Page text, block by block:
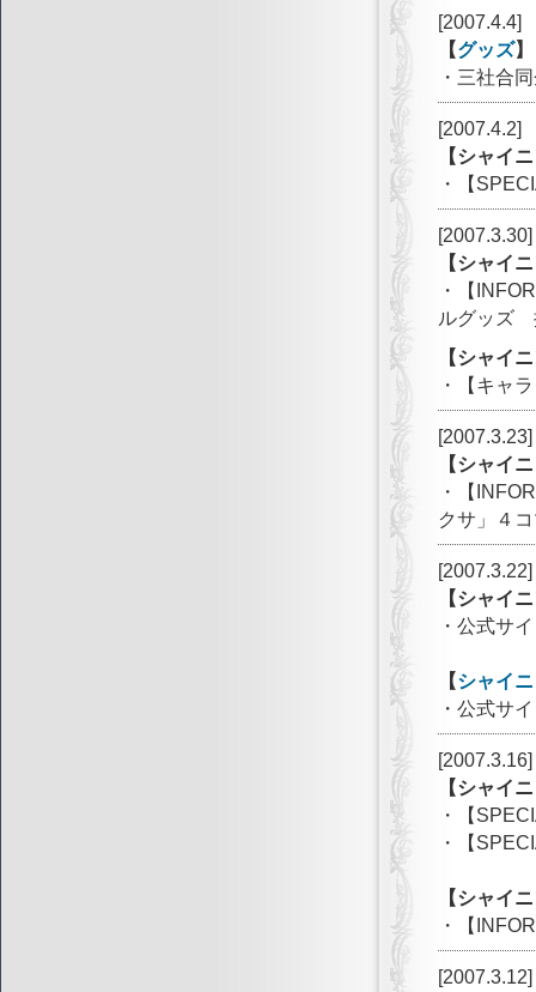
[2007.4.4]
【グッズ】
・三社合
[2007.4.2]
【シャイ
・【
[2007.3.30]
【シャイ
・【
ルグッズ
【シャイ
・【キャ
[2007.3.23]
【シャイ
・【
クサ」４
[2007.3.22]
【シャイ
・公式サ
【シャイ
・公式サ
[2007.3.16]
【シャイ
・【
・【
【シャイ
・【
[2007.3.12]